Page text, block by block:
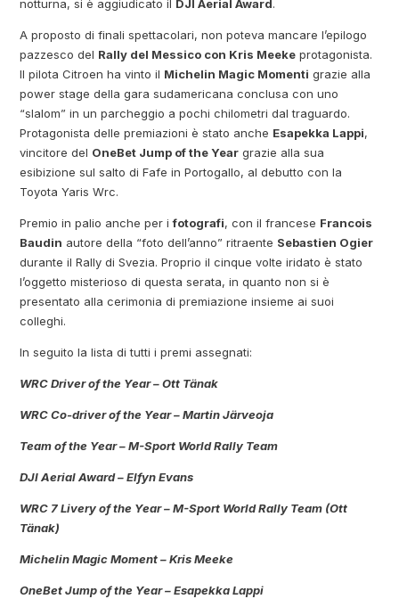
notturna, si è aggiudicato il DJI Aerial Award.
A proposto di finali spettacolari, non poteva mancare l’epilogo
pazzesco del Rally del Messico con Kris Meeke protagonista.
Il pilota Citroen ha vinto il Michelin Magic Momenti grazie alla
power stage della gara sudamericana conclusa con uno
“slalom” in un parcheggio a pochi chilometri dal traguardo.
Protagonista delle premiazioni è stato anche Esapekka Lappi,
vincitore del OneBet Jump of the Year grazie alla sua
esibizione sul salto di Fafe in Portogallo, al debutto con la
Toyota Yaris Wrc.
Premio in palio anche per ifotografi, con il francese Francois
Baudin autore della “foto dell’anno” ritraente Sebastien Ogier
durante il Rally di Svezia. Proprio il cinque volte iridato è stato
l’oggetto misterioso di questa serata, in quanto non si è
presentato alla cerimonia di premiazione insieme ai suoi
colleghi.
In seguito la lista di tutti i premi assegnati:
WRC Driver of the Year – Ott Tänak
WRC Co-driver of the Year – Martin Järveoja
Team of the Year – M-Sport World Rally Team
DJI Aerial Award – Elfyn Evans
WRC 7 Livery of the Year – M-Sport World Rally Team (Ott
Tänak)
Michelin Magic Moment – Kris Meeke
OneBet Jump of the Year – Esapekka Lappi